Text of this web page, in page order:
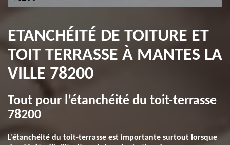
ETANCHÉITÉ DE TOITURE ET
TOIT TERRASSE À MANTES LA
VILLE 78200
Tout pour l’étanchéité du toit-terrasse
78200
L’étanchéité du toit-terrasse est importante surtout lorsque